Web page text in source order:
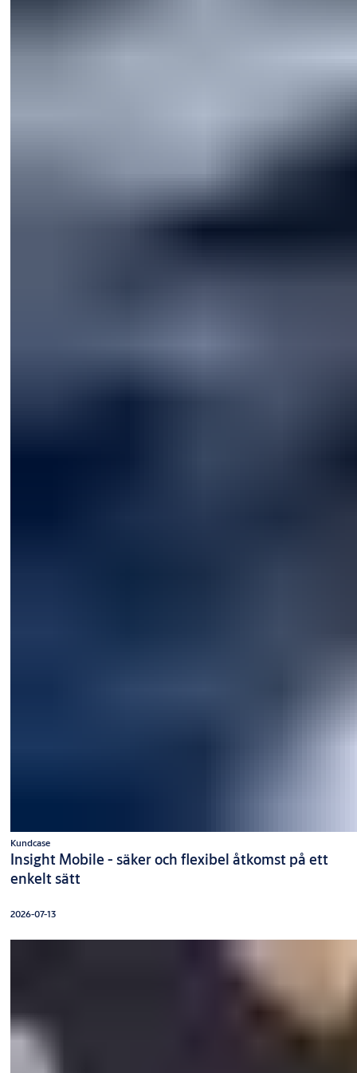
Kundcase
Insight Mobile - säker och flexibel åtkomst på ett
enkelt sätt
2026-07-13